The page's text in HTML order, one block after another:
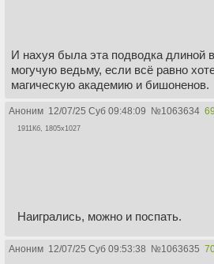
И нахуя была эта подводка длиной
могучую ведьму, если всё равно
магическую академию и бишоненов.
Аноним 12/07/25 Суб 09:48:09 №1063634 69
1911Кб, 1805x1027
Наигрались, можно и поспать.
Аноним 12/07/25 Суб 09:53:38 №1063635